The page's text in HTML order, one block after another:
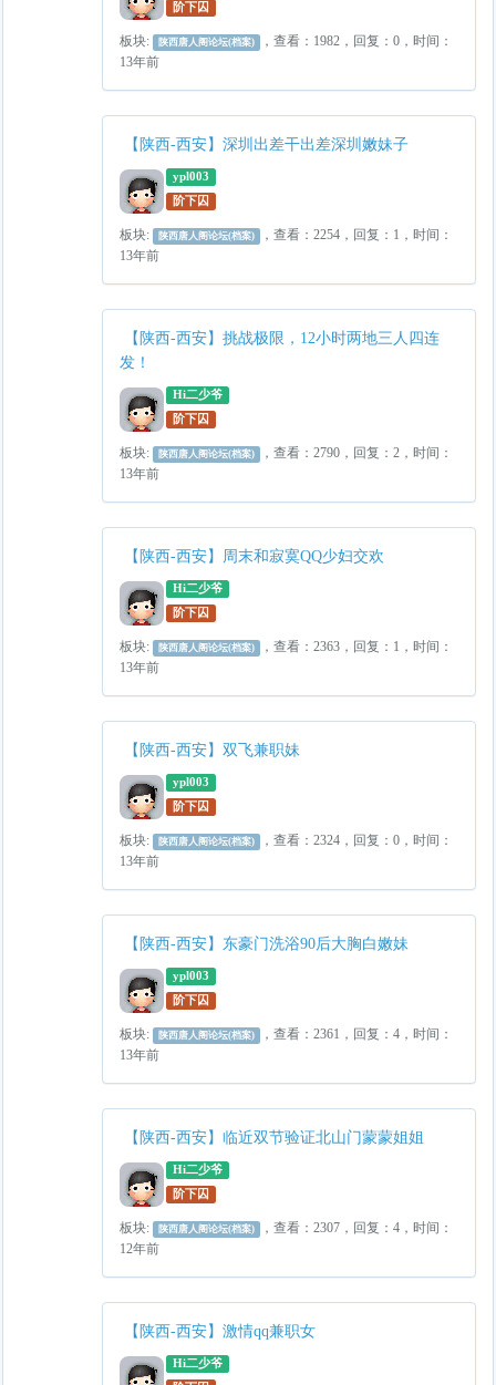
阶下囚
板块: 陕西唐人阁论坛(档案)
，查看：1982，回复：0，时间：
13年前
【陕西-西安】深圳出差干出差深圳嫩妹子
ypl003
阶下囚
板块: 陕西唐人阁论坛(档案)
，查看：2254，回复：1，时间：
13年前
【陕西-西安】挑战极限，12小时两地三人四连
发！
Hi二少爷
阶下囚
板块: 陕西唐人阁论坛(档案)
，查看：2790，回复：2，时间：
13年前
【陕西-西安】周末和寂寞QQ少妇交欢
Hi二少爷
阶下囚
板块: 陕西唐人阁论坛(档案)
，查看：2363，回复：1，时间：
13年前
【陕西-西安】双飞兼职妹
ypl003
阶下囚
板块: 陕西唐人阁论坛(档案)
，查看：2324，回复：0，时间：
13年前
【陕西-西安】东豪门洗浴90后大胸白嫩妹
ypl003
阶下囚
板块: 陕西唐人阁论坛(档案)
，查看：2361，回复：4，时间：
13年前
【陕西-西安】临近双节验证北山门蒙蒙姐姐
Hi二少爷
阶下囚
板块: 陕西唐人阁论坛(档案)
，查看：2307，回复：4，时间：
12年前
【陕西-西安】激情qq兼职女
Hi二少爷